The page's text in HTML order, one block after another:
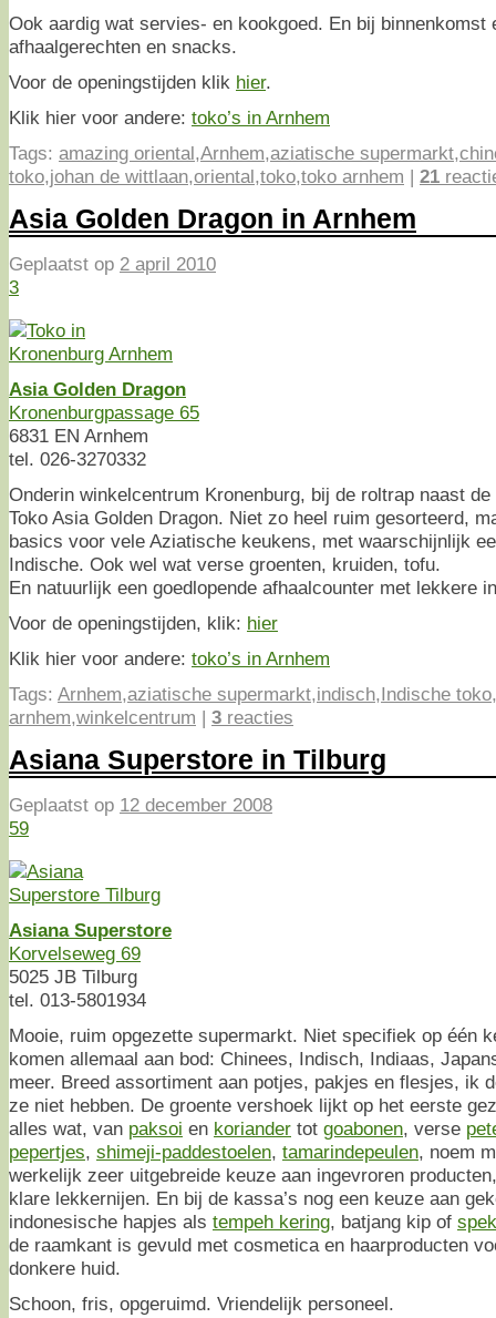
Ook aardig wat servies- en kookgoed. En bij binnenkomst
afhaalgerechten en snacks.
Voor de openingstijden klik hier.
Klik hier voor andere: toko’s in Arnhem
Tags: amazing oriental,Arnhem,aziatische supermarkt,
toko,johan de wittlaan,oriental,toko,toko arnhem | 21
Asia Golden Dragon in Arnhem
Geplaatst op 2 april 2010
3
Asia Golden Dragon
Kronenburgpassage 65
6831 EN Arnhem
tel. 026-3270332
Onderin winkelcentrum Kronenburg, bij de roltrap naast
Toko Asia Golden Dragon. Niet zo heel ruim gesorteerd,
basics voor vele Aziatische keukens, met waarschijnlijk
Indische. Ook wel wat verse groenten, kruiden, tofu.
En natuurlijk een goedlopende afhaalcounter met lekkere
Voor de openingstijden, klik: hier
Klik hier voor andere: toko’s in Arnhem
Tags: Arnhem,aziatische supermarkt,indisch,Indische toko,
arnhem,winkelcentrum | 3 reacties
Asiana Superstore in Tilburg
Geplaatst op 12 december 2008
59
Asiana Superstore
Korvelseweg 69
5025 JB Tilburg
tel. 013-5801934
Mooie, ruim opgezette supermarkt. Niet specifiek op één
komen allemaal aan bod: Chinees, Indisch, Indiaas,
meer. Breed assortiment aan potjes, pakjes en flesjes, ik
ze niet hebben. De groente vershoek lijkt op het eerste
alles wat, van paksoi en koriander tot goabonen, verse
pepertjes, shimeji-paddestoelen, tamarindepeulen, noem
werkelijk zeer uitgebreide keuze aan ingevroren
klare lekkernijen. En bij de kassa’s nog een keuze aan
indonesische hapjes als tempeh kering, batjang kip of
de raamkant is gevuld met cosmetica en haarproducten
donkere huid.
Schoon, fris, opgeruimd. Vriendelijk personeel.